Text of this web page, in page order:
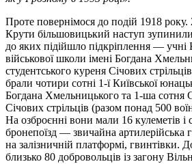
Проте повернімося до подій 1918 року.
Крути більшовицький наступ зупинили
до яких підійшло підкріплення — учні
військової школи імені Богдана
студентського куреня Січових
брали чотири сотні 1-ї Київської
Богдана Хмельницького та 1-ша сотня
Січових стрільців (разом понад 500
На озброєнні вони мали 16 кулеметів і
бронепоїзд — звичайна артилерійська
на залізничній платформі, гвинтівки.
близько 80 добровольців із загону